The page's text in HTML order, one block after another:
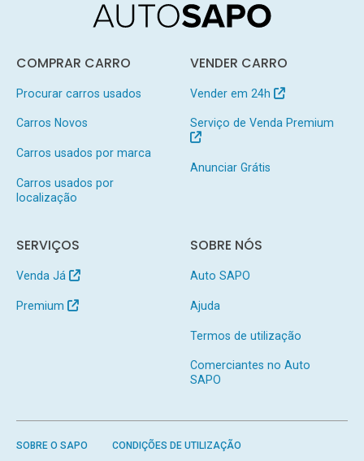
COMPRAR CARRO
Procurar carros usados
Carros Novos
Carros usados por marca
Carros usados por
localização
VENDER CARRO
Vender em 24h
Serviço de Venda Premium
Anunciar Grátis
SERVIÇOS
Venda Já
Premium
SOBRE NÓS
Auto SAPO
Ajuda
Termos de utilização
Comerciantes no Auto
SAPO
SOBRE O SAPO CONDIÇÕES DE UTILIZAÇÃO